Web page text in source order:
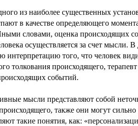
из наиболее существенных
в качестве определяющего
словами, оценка происходящих
осуществляется за счет мысли.
интерпретацию того, что человек
толкования происходящего,
событий.
мысли представляют собой
также они могут
такие понятия, как: